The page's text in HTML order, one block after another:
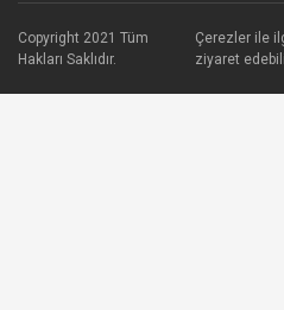
Copyright 2021 Tüm
Hakları Saklıdır.
Çerezler ile
ziyaret